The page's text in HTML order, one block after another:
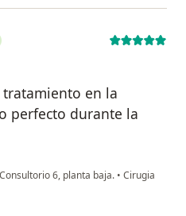
en la
perfecto durante la
6, planta baja. • Cirugia